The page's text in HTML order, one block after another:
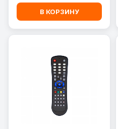
В КОРЗИНУ